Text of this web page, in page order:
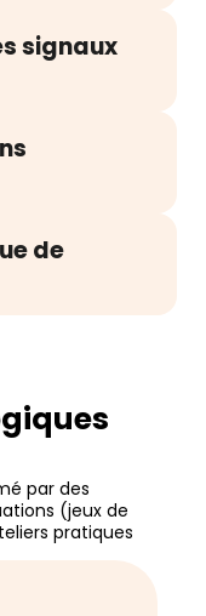
signaux
de
par des
(jeux de
pratiques